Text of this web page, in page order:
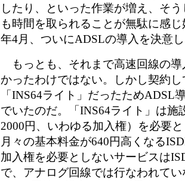
したり、といった作業が増え、そ
も時間を取られることが無駄に感
年4月、ついにADSLの導入を決意
もっとも、それまで高速回線の導
かったわけではない。しかし契約
「INS64ライト」だったためADSL
でいたのだ。「INS64ライト」は施
2000円、いわゆる加入権）を必要
月々の基本料金が640円高くなる
加入権を必要としないサービスは
で、アナログ回線では行なわれて